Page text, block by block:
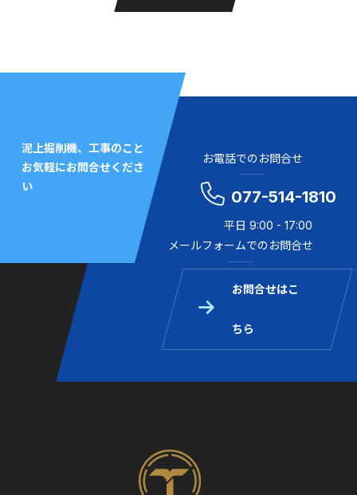
泥上掘削機、工事のこと
お気軽にお問合せくださ
い
お電話でのお問合せ
077-514-1810
平日 9:00 - 17:00
メールフォームでのお問合せ
お問合せはこ
ちら